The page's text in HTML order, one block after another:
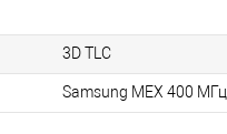
3D TLC
Samsung MEX 400 МГц